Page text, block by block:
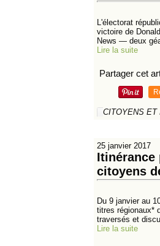
L'électorat
victoire de
News — deux
Lire la suite
Partager cet
CITOYENS ET
25 janvier 2017
Itinérance
citoyens
Du 9 janvier au
titres régionaux*
traversés et
Lire la suite